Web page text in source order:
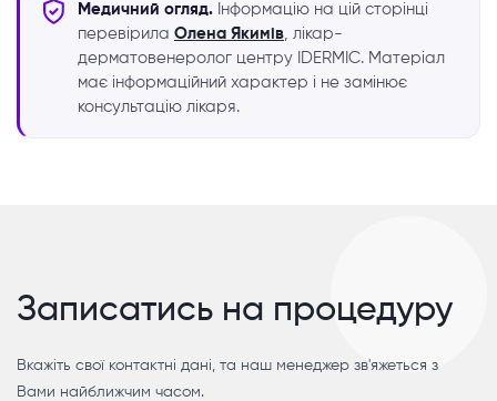
Медичний огляд. Інформацію на цій сторінці
перевірила Олена Якимів , лікар-
дерматовенеролог центру IDERMIC. Матеріал
має інформаційний характер і не замінює
консультацію лікаря.
Записатись на процедуру
Вкажіть свої контактні дані, та наш менеджер зв'яжеться з
Вами найближчим часом.